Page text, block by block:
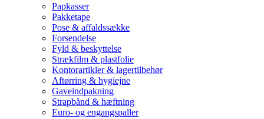
Papkasser
Pakketape
Pose & affaldssække
Forsendelse
Fyld & beskyttelse
Strækfilm & plastfolie
Kontorartikler & lagertilbehør
Aftørring & hygiejne
Gaveindpakning
Strapbånd & hæftning
Euro- og engangspaller